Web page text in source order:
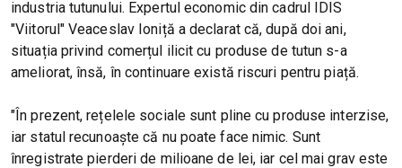
industria tutunului. Expertul economic din cadrul IDIS
"Viitorul" Veaceslav Ioniță a declarat că, după doi ani,
situația privind comerțul ilicit cu produse de tutun s-a
ameliorat, însă, în continuare există riscuri pentru piață.
"În prezent, rețelele sociale sunt pline cu produse interzise,
iar statul recunoaște că nu poate face nimic. Sunt
înregistrate pierderi de milioane de lei, iar cel mai grav este